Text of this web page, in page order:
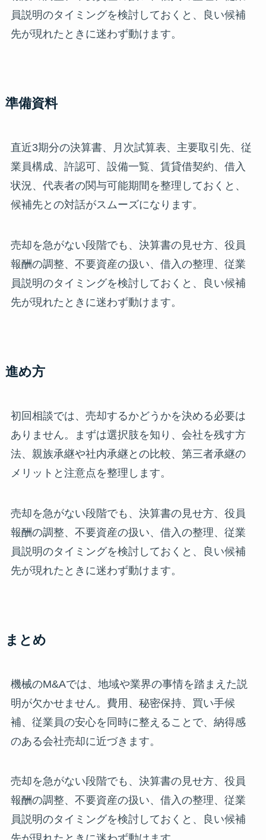
員説明のタイミングを検討しておくと、良い候補
先が現れたときに迷わず動けます。
準備資料
直近3期分の決算書、月次試算表、主要取引先、従
業員構成、許認可、設備一覧、賃貸借契約、借入
状況、代表者の関与可能期間を整理しておくと、
候補先との対話がスムーズになります。
売却を急がない段階でも、決算書の見せ方、役員
報酬の調整、不要資産の扱い、借入の整理、従業
員説明のタイミングを検討しておくと、良い候補
先が現れたときに迷わず動けます。
進め方
初回相談では、売却するかどうかを決める必要は
ありません。まずは選択肢を知り、会社を残す方
法、親族承継や社内承継との比較、第三者承継の
メリットと注意点を整理します。
売却を急がない段階でも、決算書の見せ方、役員
報酬の調整、不要資産の扱い、借入の整理、従業
員説明のタイミングを検討しておくと、良い候補
先が現れたときに迷わず動けます。
まとめ
機械のM&Aでは、地域や業界の事情を踏まえた説
明が欠かせません。費用、秘密保持、買い手候
補、従業員の安心を同時に整えることで、納得感
のある会社売却に近づきます。
売却を急がない段階でも、決算書の見せ方、役員
報酬の調整、不要資産の扱い、借入の整理、従業
員説明のタイミングを検討しておくと、良い候補